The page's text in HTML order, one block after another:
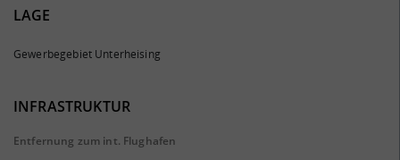
LAGE
Gewerbegebiet Unterheising
INFRASTRUKTUR
Entfernung zum int. Flughafen